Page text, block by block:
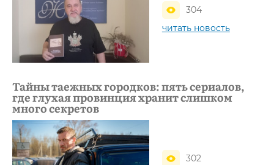
304
читать новость
Тайны таежных городков: пять сериалов,
где глухая провинция хранит слишком
много секретов
302